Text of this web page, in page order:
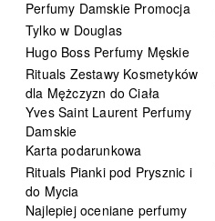
Perfumy Damskie Promocja
Tylko w Douglas
Hugo Boss Perfumy Męskie
Rituals Zestawy Kosmetyków
dla Mężczyzn do Ciała
Yves Saint Laurent Perfumy
Damskie
Karta podarunkowa
Rituals Pianki pod Prysznic i
do Mycia
Najlepiej oceniane perfumy